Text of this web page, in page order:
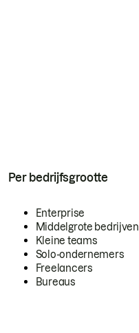
Per bedrijfsgrootte
Enterprise
Middelgrote bedrijven
Kleine teams
Solo-ondernemers
Freelancers
Bureaus